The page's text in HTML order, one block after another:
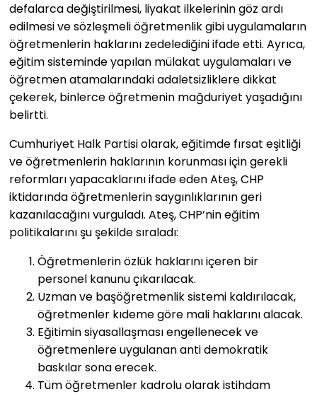
defalarca değiştirilmesi, liyakat ilkelerinin göz ardı
edilmesi ve sözleşmeli öğretmenlik gibi uygulamaların
öğretmenlerin haklarını zedelediğini ifade etti. Ayrıca,
eğitim sisteminde yapılan mülakat uygulamaları ve
öğretmen atamalarındaki adaletsizliklere dikkat
çekerek, binlerce öğretmenin mağduriyet yaşadığını
belirtti.
Cumhuriyet Halk Partisi olarak, eğitimde fırsat eşitliği
ve öğretmenlerin haklarının korunması için gerekli
reformları yapacaklarını ifade eden Ateş, CHP
iktidarında öğretmenlerin saygınlıklarının geri
kazanılacağını vurguladı. Ateş, CHP’nin eğitim
politikalarını şu şekilde sıraladı:
Öğretmenlerin özlük haklarını içeren bir
personel kanunu çıkarılacak.
Uzman ve başöğretmenlik sistemi kaldırılacak,
öğretmenler kıdeme göre mali haklarını alacak.
Eğitimin siyasallaşması engellenecek ve
öğretmenlere uygulanan anti demokratik
baskılar sona erecek.
Tüm öğretmenler kadrolu olarak istihdam